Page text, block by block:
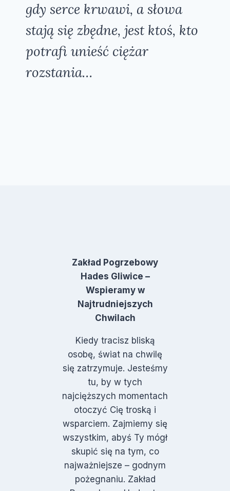
gdy serce krwawi, a słowa
stają się zbędne, jest ktoś, kto
potrafi unieść ciężar
rozstania…
Zakład Pogrzebowy
Hades Gliwice –
Wspieramy w
Najtrudniejszych
Chwilach
Kiedy tracisz bliską
osobę, świat na chwilę
się zatrzymuje. Jesteśmy
tu, by w tych
najcięższych momentach
otoczyć Cię troską i
wsparciem. Zajmiemy się
wszystkim, abyś Ty mógł
skupić się na tym, co
najważniejsze – godnym
pożegnaniu. Zakład